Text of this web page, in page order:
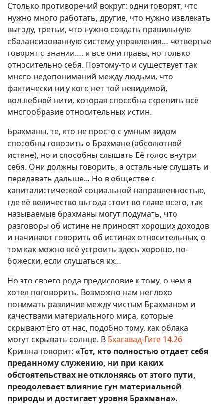
Столько противоречий вокруг: одни говорят, что
нужно много работать, другие, что нужно извлекать
выгоду, третьи, что нужно создать правильную
сбалансированную систему управления… четвертые
говорят о знании…. и все они правы, но только
относительно себя. Поэтому-то и существует так
много недопониманий между людьми, что
фактически ни у кого нет той невидимой,
волшебной нити, которая способна скрепить всё
многообразие относительных истин.
Брахманы, те, кто не просто с умным видом
способны говорить о Брахмане (абсолютной
истине), но и способны слышать Её голос внутри
себя. Они должны говорить, а остальные слушать и
передавать дальше… Но в обществе с
капиталистической социальной направленностью,
где её величество выгода стоит во главе всего, так
называемые брахманы могут подумать, что
разговоры об истине не приносят хороших доходов
и начинают говорить об истинах относительных, о
том как можно всё устроить здесь хорошо, по-
божески, если слушаться их…
Но это своего рода предисловие к тому, о чем я
хотел поговорить. Возможно нам неплохо
понимать различие между чистым Брахманом и
качествами материального мира, которые
скрывают Его от нас, подобно тому, как облака
могут скрывать солнце. В Бхагавад-Гите 14.26
Кришна говорит: «Тот, кто полностью отдает себя
преданному служению, ни при каких
обстоятельствах не отклоняясь от этого пути,
преодолевает влияние гун материальной
природы и достигает уровня Брахмана».